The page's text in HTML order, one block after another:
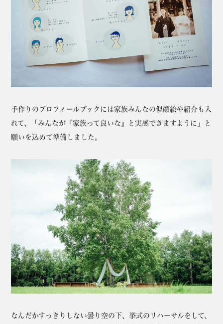
手作りのプロフィールブックには家族みんなの似顔絵や紹介も入
れて、「みんなが『家族って良いな』と実感できますように」と
願いを込めて準備しました。
なんだかすっきりしない曇り空の下、挙式のリハーサルをして、